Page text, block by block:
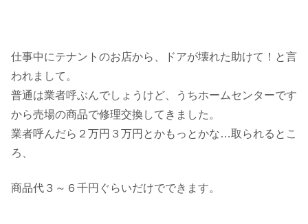
仕事中にテナントのお店から、ドアが壊れた助けて！と言
われまして。
普通は業者呼ぶんでしょうけど、うちホームセンターです
から売場の商品で修理交換してきました。
業者呼んだら２万円３万円とかもっとかな…取られるとこ
ろ、
商品代３～６千円ぐらいだけでできます。